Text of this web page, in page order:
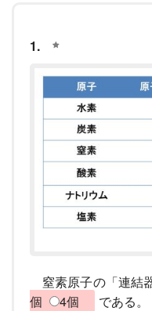
1.
窒素原子の「連結
個
4個
である。